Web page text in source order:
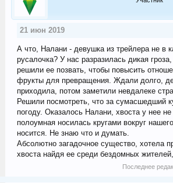
21 июн 2019
А что, Налани - девушка из трейлера не в
русалочка? У нас разразилась дикая
решили ее позвать, чтобы повысить
фрукты для превращения. Ждали долго,
приходила, потом заметили невдалеке
Решили посмотреть, что за сумасшедший
погоду. Оказалось Налани, хвоста у нее
полоумная носилась кругами вокруг
носится. Не знаю что и думать.
Абсолютно загадочное существо, хотела
хвоста найдя ее среди бездомных
Последнее